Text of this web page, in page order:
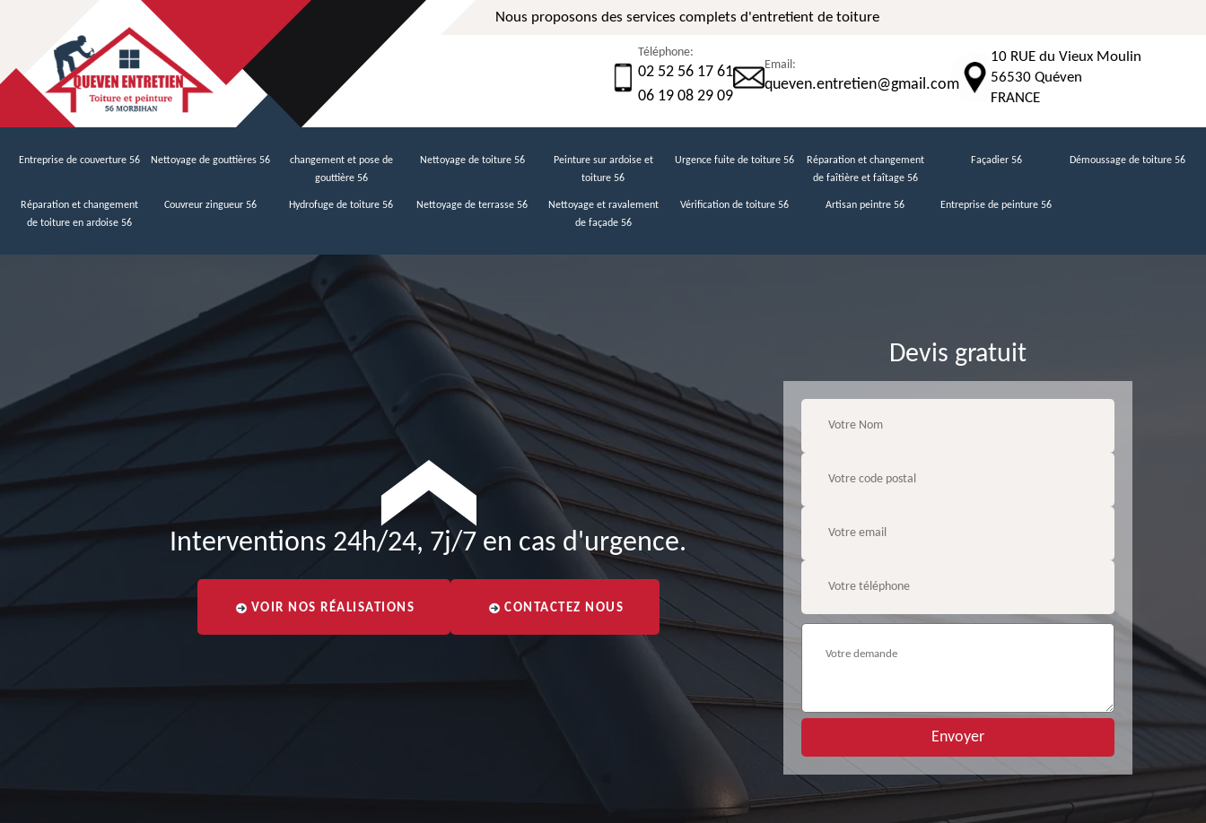
Nous proposons des services complets d'entretient de toiture
Téléphone:
02 52 56 17 61
06 19 08 29 09
Email:
queven.entretien@gmail.com
10 RUE du Vieux Moulin
56530 Quéven
FRANCE
Entreprise de couverture 56 Nettoyage de gouttières 56
changement et pose de
gouttière 56
Nettoyage de toiture 56
Peinture sur ardoise et
toiture 56
Urgence fuite de toiture 56
Réparation et changement
de faîtière et faîtage 56
Façadier 56 Démoussage de toiture 56
Réparation et changement
de toiture en ardoise 56
Couvreur zingueur 56 Hydrofuge de toiture 56 Nettoyage de terrasse 56
Nettoyage et ravalement
de façade 56
Vérification de toiture 56 Artisan peintre 56 Entreprise de peinture 56
Interventions 24h/24, 7j/7 en cas d'urgence.
VOIR NOS RÉALISATIONS CONTACTEZ NOUS
Devis gratuit